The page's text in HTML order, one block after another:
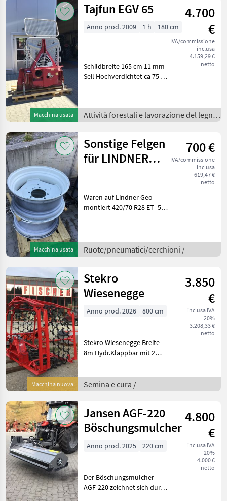
Macchina usata
Tajfun EGV 65
4.700
€
IVA/commissione
inclusa
4.159,29 €
netto
Anno prod. 2009 1 h 180 cm
Schildbreite 165 cm 11 mm
Seil Hochverdichtet ca 75 m
Sappehalter Staufächer
Kabel Bedienung Ziehen
Attività forestali e lavorazione del legno
/
Macchina usata
Sonstige Felgen
für LINDNER
700 €
IVA/commissione
inclusa
619,47 €
netto
Waren auf Lindner Geo
montiert 420/70 R28 ET -50
Gerät/Maschine gerne und
bittet um Terminabsp
Ruote/pneumatici/cerchioni /
Macchina nuova
Stekro
Wiesenegge
3.850
€
inclusa IVA
20%
3.208,33 €
netto
Anno prod. 2026 800 cm
Stekro Wiesenegge Breite
8m Hydr.Klappbar mit 2
Team der Firma Fischer
zeigt Ihnen das
Semina e cura /
Jansen AGF-220
Böschungsmulcher
4.800
€
inclusa IVA
20%
4.000 €
netto
Anno prod. 2025 220 cm
Der Böschungsmulcher
AGF-220 zeichnet sich durch